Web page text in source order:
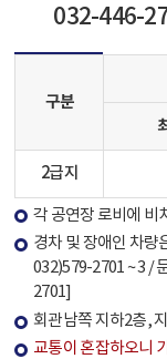
032-446-
구분
2급지
각 공연장 로비에 비
경차 및 장애인 차
032)579-2701 ~ 3 /
2701]
회관남쪽 지하2층,
교통이 혼잡하오니